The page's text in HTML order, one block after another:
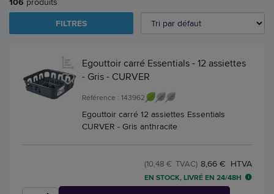
FILTRES
Egouttoir carré Essentials - 12 assiettes
- Gris - CURVER
Référence : 143962
Egouttoir carré 12 assiettes Essentials
CURVER - Gris anthracite
8,66 € HTVA
(10,48 € TVAC)
EN STOCK, LIVRÉ EN 24/48H